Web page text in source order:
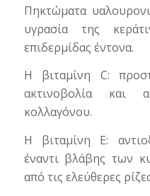
Πηκτώματα
υγρασία της
επιδερμίδας έντονα.
Η βιταμίνη C:
ακτινοβολία και
κολλαγόνου.
Η βιταμίνη Ε:
έναντι βλάβης των
από τις ελεύθερες